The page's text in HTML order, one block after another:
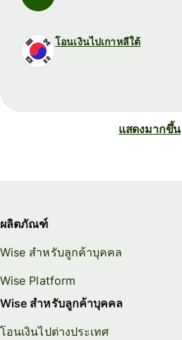
โอนเงินไปเกาหลีใต้
แสดงมากขึ้น
ผลิตภัณฑ์
Wise สำหรับลูกค้าบุคคล
Wise Platform
Wise สำหรับลูกค้าบุคคล
โอนเงินไปต่างประเทศ